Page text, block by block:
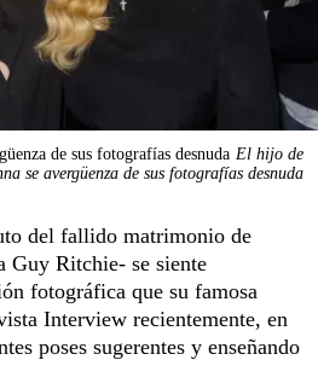
de sus fotografías desnuda El hijo de
se avergüenza de sus fotografías desnuda
del fallido matrimonio de
Guy Ritchie- se siente
fotográfica que su famosa
Interview recientemente, en
poses sugerentes y enseñando